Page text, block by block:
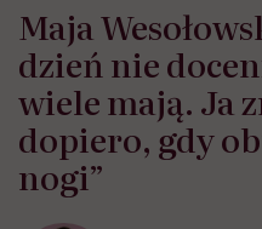
Maja
dzień nie
wiele mają. Ja
dopiero, gdy
nogi”